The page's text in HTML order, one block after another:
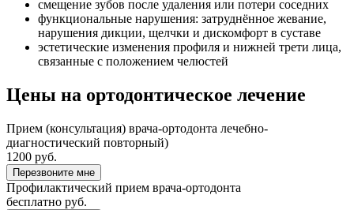
смещение зубов после удаления или потери соседних
функциональные нарушения: затруднённое жевание,
нарушения дикции, щелчки и дискомфорт в суставе
эстетические изменения профиля и нижней трети лица,
связанные с положением челюстей
Цены на ортодонтическое лечение
Прием (консультация) врача-ортодонта лечебно-
диагностический повторный)
1200 руб.
Перезвоните мне
Профилактический прием врача-ортодонта
бесплатно руб.